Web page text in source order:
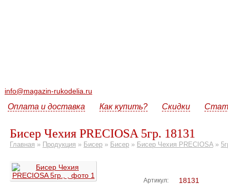
info@magazin-rukodelia.ru
Оплата и доставка Как купить? Скидки
Бисер Чехия PRECIOSA 5гр. 18131
Главная » Продукция » Бисер » Бисер » Бисер Чехия PRECIOSA»
Артикул: 18131